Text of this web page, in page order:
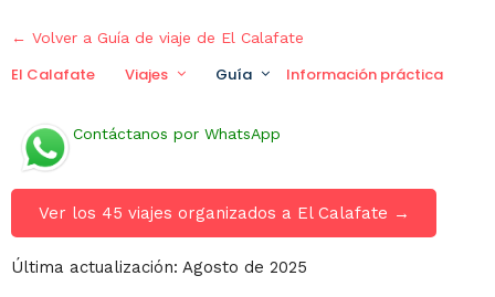
← Volver a Guía de viaje de El Calafate
El Calafate Viajes Guía Información práctica
Contáctanos por WhatsApp
Ver los 45 viajes organizados a El Calafate →
Última actualización: Agosto de 2025